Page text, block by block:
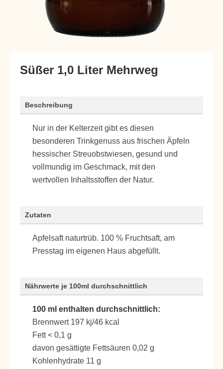
Süßer 1,0 Liter Mehrweg
Beschreibung
Nur in der Kelterzeit gibt es diesen
besonderen Trinkgenuss aus frischen Äpfeln
hessischer Streuobstwiesen, gesund und
vollmundig im Geschmack, mit den
wertvollen Inhaltsstoffen der Natur.
Zutaten
Apfelsaft naturtrüb. 100 % Fruchtsaft, am
Presstag im eigenen Haus abgefüllt.
Nährwerte je 100ml durchschnittlich
100 ml enthalten durchschnittlich:
Brennwert 197 kj/46 kcal
Fett < 0,1 g
davon gesättigte Fettsäuren 0,02 g
Kohlenhydrate 11 g